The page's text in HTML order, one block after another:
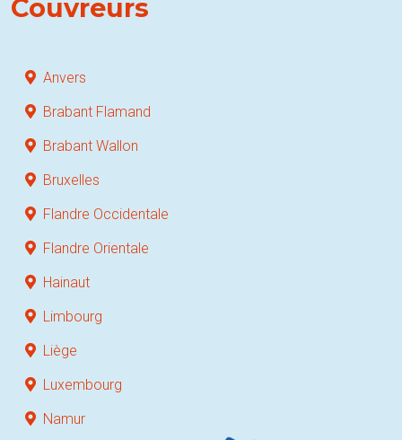
Couvreurs
Anvers
Brabant Flamand
Brabant Wallon
Bruxelles
Flandre Occidentale
Flandre Orientale
Hainaut
Limbourg
Liège
Luxembourg
Namur